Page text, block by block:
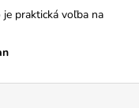
je praktická voľba na